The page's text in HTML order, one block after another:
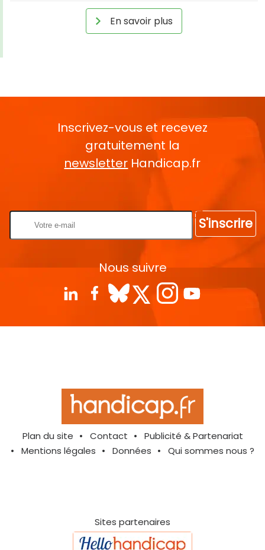
En savoir plus
Inscrivez-vous et recevez
gratuitement la
newsletter Handicap.fr
S'inscrire
Nous suivre
Plan du site Contact
Publicité & Partenariat
Mentions légales
Données Qui sommes nous ?
Sites partenaires